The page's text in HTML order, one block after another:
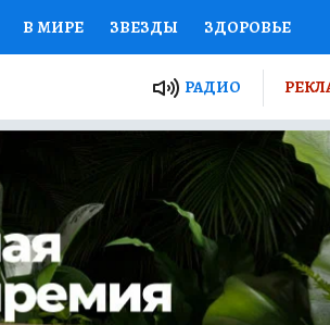
В МИРЕ ЗВЕЗДЫ ЗДОРОВЬЕ
ПРОЕКТЫ РОССИИ
СЕКРЕТЫ ПУТЕВОДИТЕЛЬ
ДЕФИЦИТ ЖЕЛЕЗА ТУРИЗМ
У НАС ГИД ПОТРЕБИТЕЛЯ
РАДИО